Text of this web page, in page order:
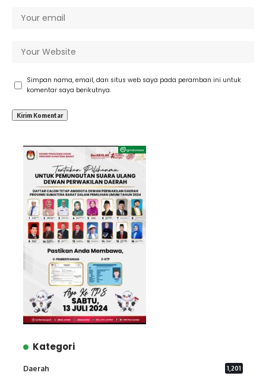
Simpan nama, email, dan situs web saya pada peramban ini untuk
komentar saya berikutnya.
Kategori
Daerah 1,201